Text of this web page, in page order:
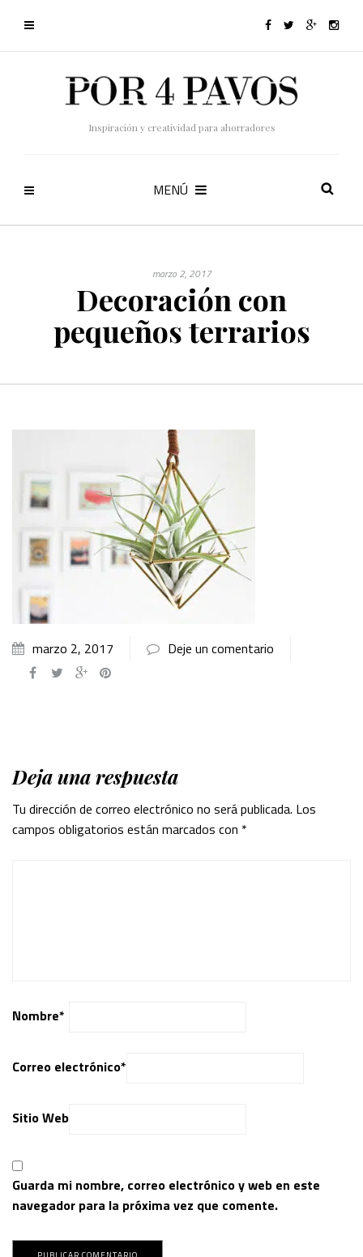
Inspiración y creatividad para ahorradores
MENÚ
marzo 2, 2017
Decoración con
pequeños terrarios
marzo 2, 2017 Deje un comentario
Deja una respuesta
Tu dirección de correo electrónico no será publicada. Los
campos obligatorios están marcados con *
Nombre*
Correo electrónico*
Sitio Web
Guarda mi nombre, correo electrónico y web en este
navegador para la próxima vez que comente.